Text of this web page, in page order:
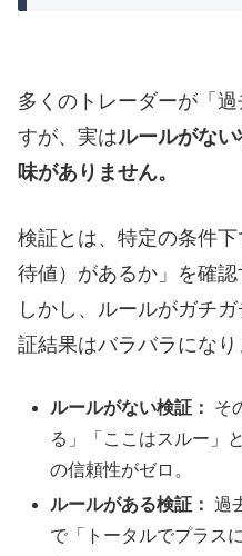
多くのトレーダーが「
すが、実はルールがな
味がありません。
検証とは、特定の条件
待値）があるか」を確認
しかし、ルールがガチ
証結果はバラバラになり
ルールがない検証：
そ
る」「ここはスルー」
の信頼性がゼロ。
ルールがある検証： 過
で「トータルでプラス